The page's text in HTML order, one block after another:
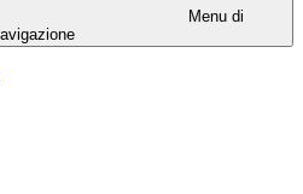
Menu di